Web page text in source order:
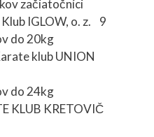
začiatočníci
IGLOW, o. z. 9
do 20kg
klub UNION
do 24kg
KLUB KRETOVIČ